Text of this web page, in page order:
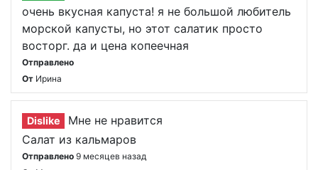
очень вкусная капуста! я не большой любитель
морской капусты, но этот салатик просто
восторг. да и цена копеечная
Отправлено
От Ирина
Dislike
Мне не нравится
Салат из кальмаров
Отправлено 9 месяцев назад